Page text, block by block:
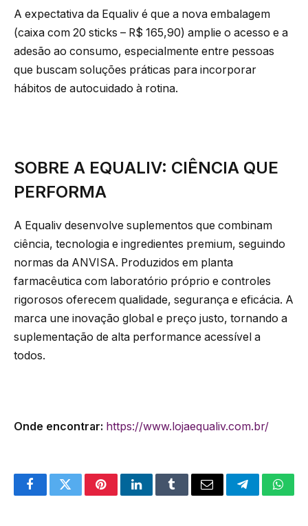
A expectativa da Equaliv é que a nova embalagem
(caixa com 20 sticks – R$ 165,90) amplie o acesso e a
adesão ao consumo, especialmente entre pessoas
que buscam soluções práticas para incorporar
hábitos de autocuidado à rotina.
SOBRE A EQUALIV: CIÊNCIA QUE
PERFORMA
A Equaliv desenvolve suplementos que combinam
ciência, tecnologia e ingredientes premium, seguindo
normas da ANVISA. Produzidos em planta
farmacêutica com laboratório próprio e controles
rigorosos oferecem qualidade, segurança e eficácia. A
marca une inovação global e preço justo, tornando a
suplementação de alta performance acessível a
todos.
Onde encontrar: https://www.lojaequaliv.com.br/
FacebookTwitterPinterestLinkedInTumblrEmail Telegram